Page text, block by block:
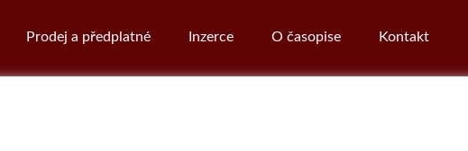
Prodej a předplatné Inzerce O časopise Kontakt